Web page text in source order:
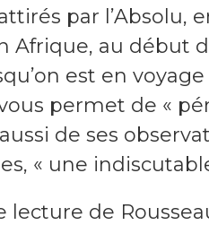
par l’Absolu,
Afrique, au début
est en
permet de «
de ses
« une
lecture de